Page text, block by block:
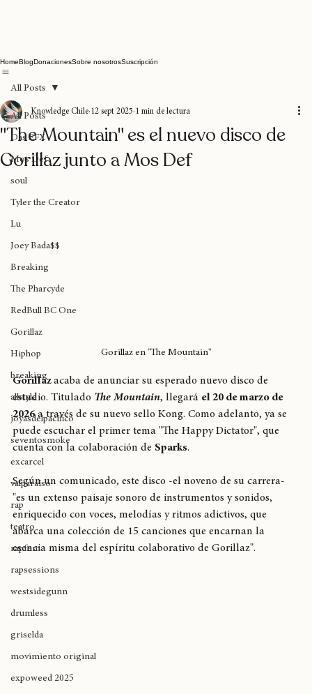
All Posts
Das EFX
Mos Def
soul
Tyler the Creator
Lu
Joey Bada$$
Breaking
The Pharcyde
RedBull BC One
Gorillaz
Hiphop
breaking
allstyle
joyasdelpacífico
seventosmoke
excarcel
valparaíso
teatro
rapsessions
westsidegunn
drumless
movimiento original
All Posts
"The Mountain" es el nuevo disco de
Gorillaz junto a Mos Def
Knowledge Chile 12 sept 2025 1 min de lectura
Gorillaz acaba de anunciar su esperado nuevo disco de
estudio. Titulado The Mountain, llegará el 20 de marzo de
2026 a través de su nuevo sello Kong. Como adelanto, ya se
puede escuchar el primer tema "The Happy Dictator", que
cuenta con la colaboración de
Según un comunicado, este disco -el noveno de su carrera-
"es un extenso paisaje sonoro de instrumentos y sonidos,
enriquecido con voces, melodías y ritmos adictivos, que
abarca una colección de 15 canciones que encarnan la